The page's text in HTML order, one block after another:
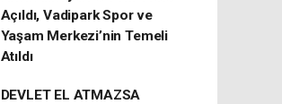
Açıldı, Vadipark Spor ve
Yaşam Merkezi’nin Temeli
Atıldı
DEVLET EL ATMAZSA